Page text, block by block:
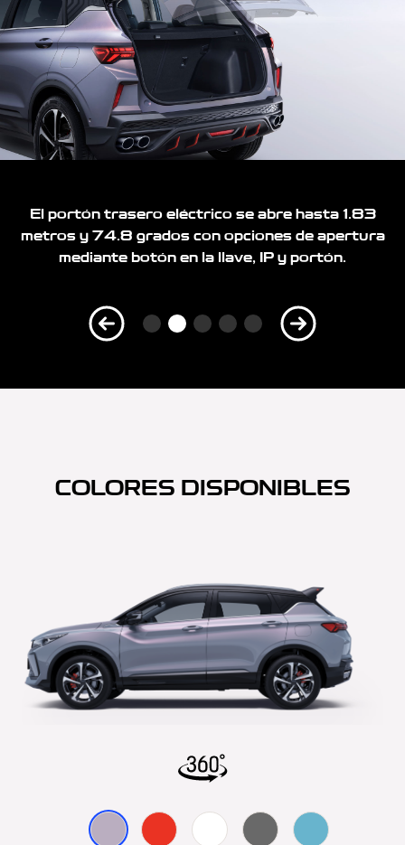
El portón trasero eléctrico se abre hasta 1.83
metros y 74.8 grados con opciones de apertura
mediante botón en la llave, IP y portón.
COLORES DISPONIBLES